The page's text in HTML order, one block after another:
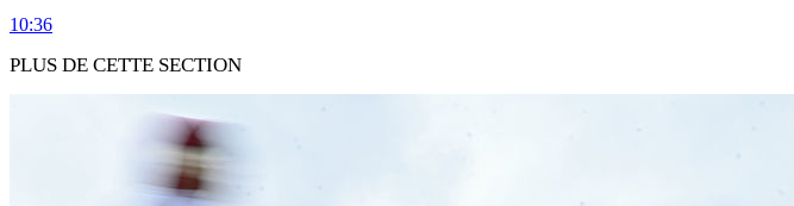
10:36
PLUS DE CETTE SECTION